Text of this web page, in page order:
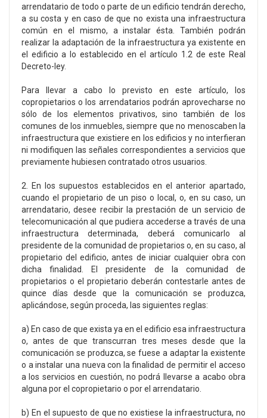
arrendatario de todo o parte de un edificio tendrán derecho,
a su costa y en caso de que no exista una infraestructura
común en el mismo, a instalar ésta. También podrán
realizar la adaptación de la infraestructura ya existente en
el edificio a lo establecido en el artículo 1.2 de este Real
Decreto-ley.
Para llevar a cabo lo previsto en este artículo, los
copropietarios o los arrendatarios podrán aprovecharse no
sólo de los elementos privativos, sino también de los
comunes de los inmuebles, siempre que no menoscaben la
infraestructura que existiere en los edificios y no interfieran
ni modifiquen las señales correspondientes a servicios que
previamente hubiesen contratado otros usuarios.
2. En los supuestos establecidos en el anterior apartado,
cuando el propietario de un piso o local, o, en su caso, un
arrendatario, desee recibir la prestación de un servicio de
telecomunicación al que pudiera accederse a través de una
infraestructura determinada, deberá comunicarlo al
presidente de la comunidad de propietarios o, en su caso, al
propietario del edificio, antes de iniciar cualquier obra con
dicha finalidad. El presidente de la comunidad de
propietarios o el propietario deberán contestarle antes de
quince días desde que la comunicación se produzca,
aplicándose, según proceda, las siguientes reglas:
a) En caso de que exista ya en el edificio esa infraestructura
o, antes de que transcurran tres meses desde que la
comunicación se produzca, se fuese a adaptar la existente
o a instalar una nueva con la finalidad de permitir el acceso
a los servicios en cuestión, no podrá llevarse a acabo obra
alguna por el copropietario o por el arrendatario.
b) En el supuesto de que no existiese la infraestructura, no